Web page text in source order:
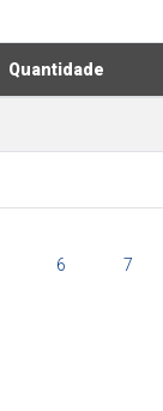
Quantidade
6 7